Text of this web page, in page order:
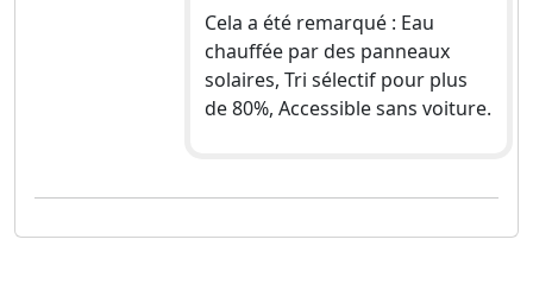
Cela a été remarqué : Eau
chauffée par des panneaux
solaires, Tri sélectif pour plus
de 80%, Accessible sans voiture.